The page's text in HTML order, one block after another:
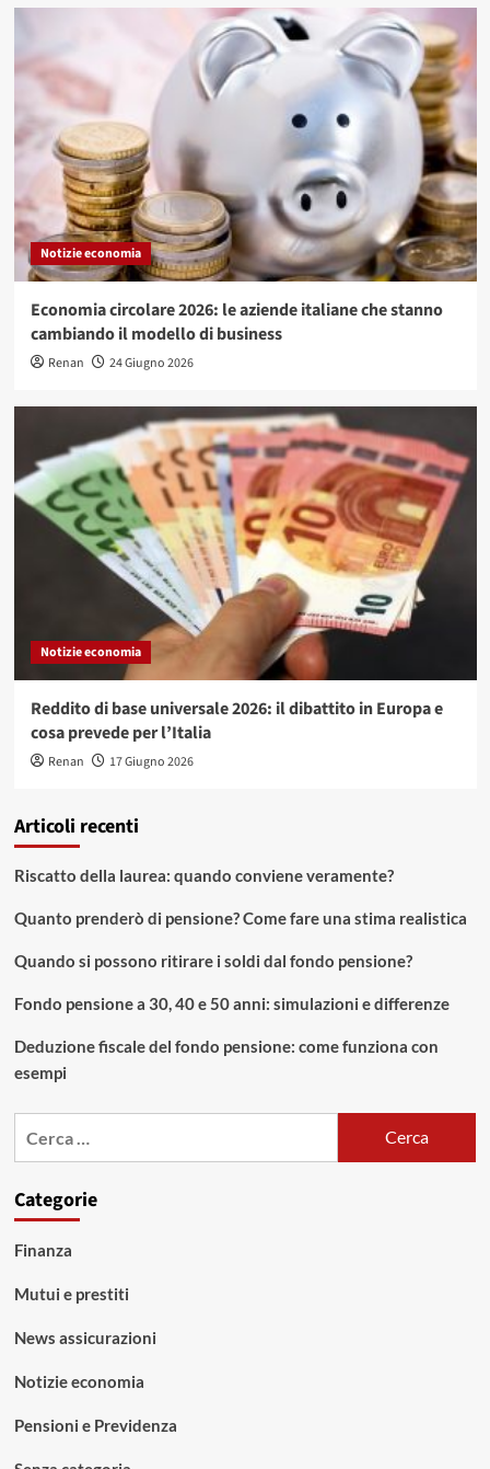
Notizie economia
Economia circolare 2026: le aziende italiane che stanno
cambiando il modello di business
Renan 24 Giugno 2026
Notizie economia
Reddito di base universale 2026: il dibattito in Europa e
cosa prevede per l’Italia
Renan 17 Giugno 2026
Articoli recenti
Riscatto della laurea: quando conviene veramente?
Quanto prenderò di pensione? Come fare una stima realistica
Quando si possono ritirare i soldi dal fondo pensione?
Fondo pensione a 30, 40 e 50 anni: simulazioni e differenze
Deduzione fiscale del fondo pensione: come funziona con
esempi
Categorie
Finanza
Mutui e prestiti
News assicurazioni
Notizie economia
Pensioni e Previdenza